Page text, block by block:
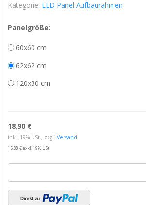
Kategorie: LED Panel Aufbaurahmen
Panelgröße:
60x60 cm
62x62 cm
120x30 cm
18,90 €
inkl. 19% USt., zzgl. Versand
15,88 € exkl. 19% USt